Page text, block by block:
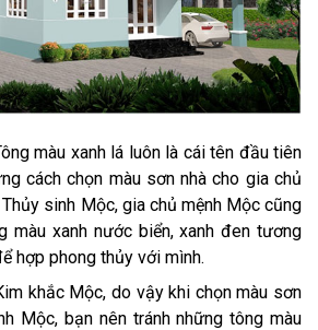
màu xanh lá luôn là cái tên đầu tiên
cách chọn màu sơn nhà cho gia chủ
sinh Mộc, gia chủ mệnh Mộc cũng
màu xanh nước biển, xanh đen tương
hợp phong thủy với mình.
khắc Mộc, do vậy khi chọn màu sơn
Mộc, bạn nên tránh những tông màu